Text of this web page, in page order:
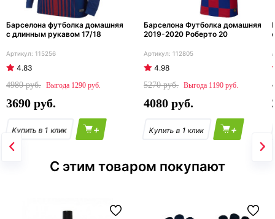
Барселона футболка домашняя
с длинным рукавом 17/18
115256
4.83
4980
1290
3690
+
Барселона Футболка домашняя
2019-2020 Роберто 20
112805
4.98
5270
1190
4080
+
С этим товаром покупают